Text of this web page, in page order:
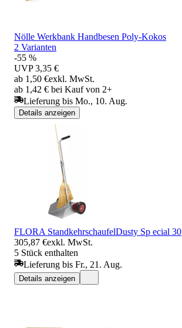
Nölle Werkbank Handbesen Poly-Kokos
2 Varianten
-55 %
UVP 3,35 €
ab 1,50 €exkl. MwSt.
ab 1,42 € bei Kauf von 2+
Lieferung bis Mo., 10. Aug.
Details anzeigen
FLORA StandkehrschaufelDusty Sp ecial 30
305,87 €exkl. MwSt.
5 Stück enthalten
Lieferung bis Fr., 21. Aug.
Details anzeigen